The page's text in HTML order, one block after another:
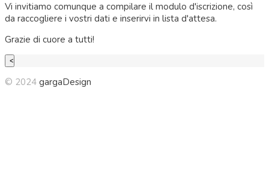
Vi invitiamo comunque a compilare il modulo d'iscrizione, così
da raccogliere i vostri dati e inserirvi in lista d'attesa.
Grazie di cuore a tutti!
© 2024 gargaDesign